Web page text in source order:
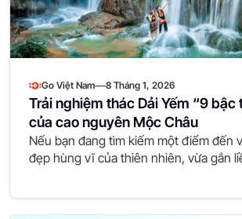
Go Việt Nam—8 Tháng 1, 2026
Trải nghiệm thác Dải Yếm “9 bậc
của cao nguyên Mộc Châu
Nếu bạn đang tìm kiếm một điểm đến
đẹp hùng vĩ của thiên nhiên, vừa gắn